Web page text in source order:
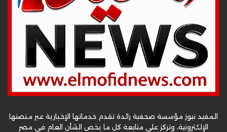
المفيد نيوز مؤسسة صحفية رائدة تقدم خدماتها الإخبارية عبر منصتها
الإلكترونية، وتركز على متابعة كل ما يخص الشأن العام في مصر